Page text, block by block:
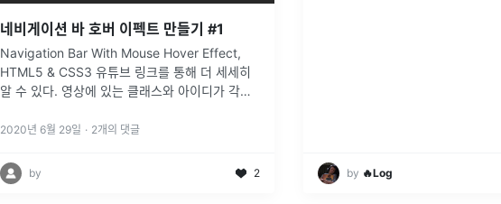
네비게이션 바 호버 이펙트 만들기 #1
Navigation Bar With Mouse Hover Effect,
HTML5 & CSS3 유튜브 링크를 통해 더 세세히
알 수 있다. 영상에 있는 클래스와 아이디가 각각
에 오타가 많이 흘리긴 했지만 이렇게 네비게이
2020년 6월 29일 · 2개의 댓글
by 2 by 🔥Log